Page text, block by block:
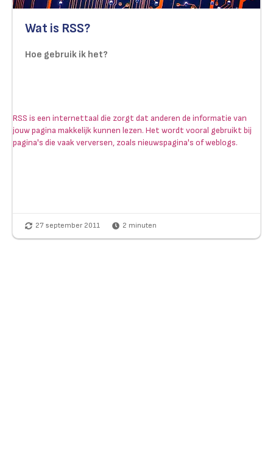
Wat is RSS?
Hoe gebruik ik het?
RSS is een internettaal die zorgt dat anderen de informatie van
jouw pagina makkelijk kunnen lezen. Het wordt vooral gebruikt bij
pagina's die vaak verversen, zoals nieuwspagina's of weblogs.
27 september 2011 2 minuten